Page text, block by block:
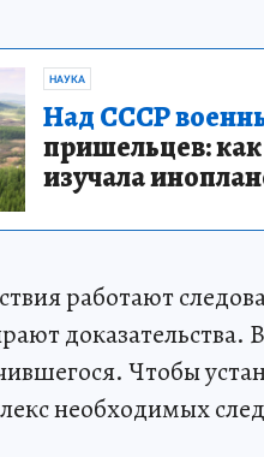
НАУКА
Над СССР
пришельцев: как
изучала
работают
доказательства.
Чтобы
необходимых